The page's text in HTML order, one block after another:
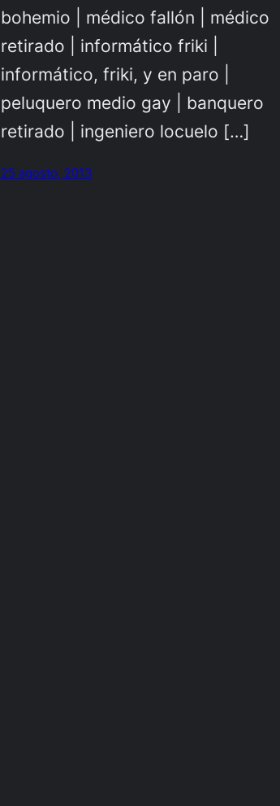
bohemio | médico fallón | médico
retirado | informático friki |
informático, friki, y en paro |
peluquero medio gay | banquero
retirado | ingeniero locuelo […]
25 agosto, 2013